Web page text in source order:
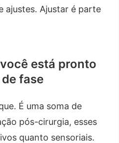
ajustes. Ajustar é parte
está pronto
fase
É uma soma de
pós-cirurgia, esses
quanto sensoriais.